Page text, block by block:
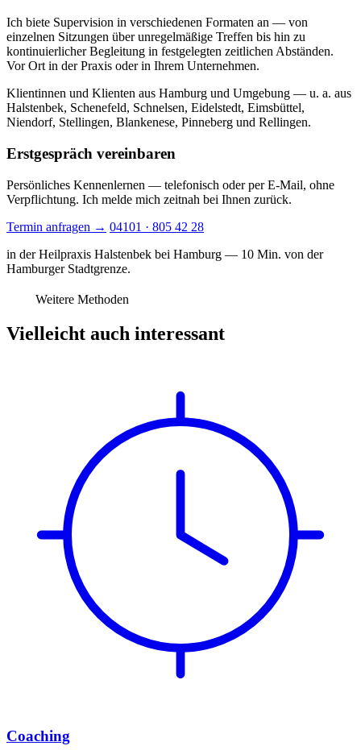
Ich biete Supervision in verschiedenen Formaten an — von
einzelnen Sitzungen über unregelmäßige Treffen bis hin zu
kontinuierlicher Begleitung in festgelegten zeitlichen Abständen.
Vor Ort in der Praxis oder in Ihrem Unternehmen.
Klientinnen und Klienten aus Hamburg und Umgebung — u. a. aus
Halstenbek, Schenefeld, Schnelsen, Eidelstedt, Eimsbüttel,
Niendorf, Stellingen, Blankenese, Pinneberg und Rellingen.
Erstgespräch vereinbaren
Persönliches Kennenlernen — telefonisch oder per E-Mail, ohne
Verpflichtung. Ich melde mich zeitnah bei Ihnen zurück.
Termin anfragen → 04101 · 805 42 28
in der Heilpraxis Halstenbek bei Hamburg — 10 Min. von der
Hamburger Stadtgrenze.
Weitere Methoden
Vielleicht auch interessant
Coaching